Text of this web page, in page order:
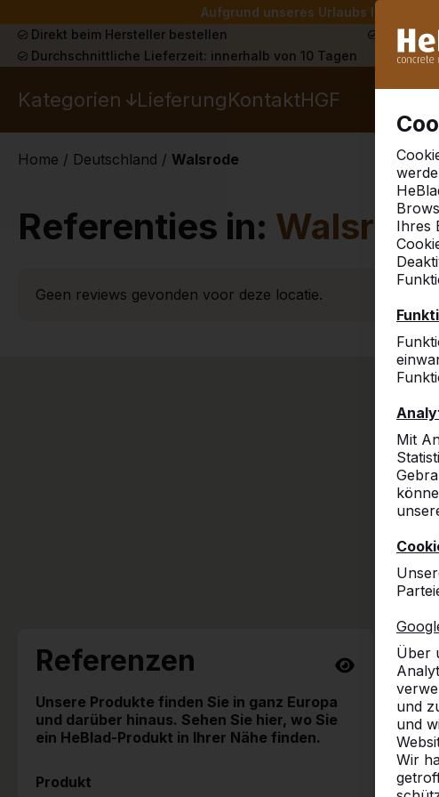
Aufgrund unseres Urlaubs liefern
Ihres
Mit
Über
und
und
Wir
Direkt beim Hersteller bestellen Schon
Durchschnittliche Lieferzeit: innerhalb von 10 Tagen
Kategorien LieferungKontaktHGF
Home / Deutschland / Walsrode
Referenties in: Walsrode
Geen reviews gevonden voor deze locatie.
Referenzen
Unsere Produkte finden Sie in ganz Europa
und darüber hinaus. Sehen Sie hier, wo Sie
ein HeBlad-Produkt in Ihrer Nähe finden.
Produkt